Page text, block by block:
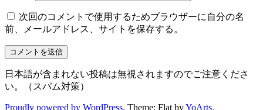
次回のコメントで使用するためブラウザーに自分の名
前、メールアドレス、サイトを保存する。
日本語が含まれない投稿は無視されますのでご注意くださ
い。（スパム対策）
Proudly powered by WordPress. Theme: Flat byYoArts.